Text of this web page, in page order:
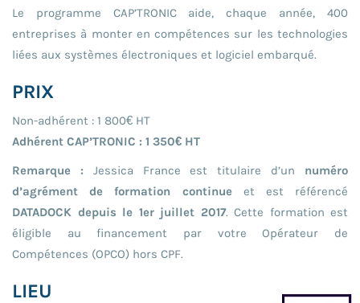
Le programme CAP’TRONIC aide, chaque année, 400
entreprises à monter en compétences sur les technologies
liées aux systèmes électroniques et logiciel embarqué.
PRIX
Non-adhérent : 1 800€ HT
Adhérent CAP’TRONIC : 1 350€ HT
Remarque : Jessica France est titulaire d’un numéro
d’agrément de formation continueet est référencé
DATADOCK depuis le 1er juillet 2017. Cette formation est
éligible au financement par votre Opérateur de
Compétences (OPCO) hors CPF.
LIEU